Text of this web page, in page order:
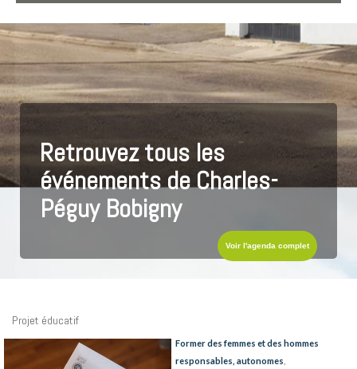
Retrouvez tous les
événements de Charles-
Péguy Bobigny
Voir l'agenda complet
Projet éducatif
Former des femmes et des hommes
responsables, autonomes